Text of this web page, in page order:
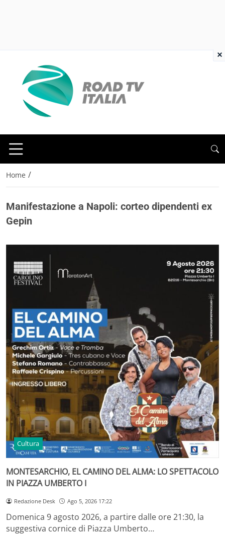
Home /
Manifestazione a Napoli: corteo dipendenti ex
Gepin
Cultura
MONTESARCHIO, EL CAMINO DEL ALMA: LO SPETTACOLO
IN PIAZZA UMBERTO I
Redazione Desk Ago 5, 2026 17:22
Domenica 9 agosto 2026, a partire dalle ore 21:30, la
suggestiva cornice di Piazza Umberto…
×